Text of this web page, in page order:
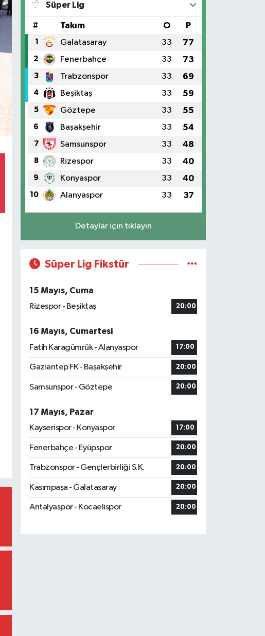
Süper Lig
# Takım O P
1 Galatasaray 33 77
2 Fenerbahçe 33 73
3 Trabzonspor 33 69
4 Beşiktaş 33 59
5 Göztepe 33 55
6 Başakşehir 33 54
7 Samsunspor 33 48
8 Rizespor 33 40
9 Konyaspor 33 40
10 Alanyaspor 33 37
Detaylar için tıklayın
Süper Lig Fikstür
15 Mayıs, Cuma
Rizespor - Beşiktaş
20:00
16 Mayıs, Cumartesi
Fatih Karagümrük - Alanyaspor
17:00
Gaziantep FK - Başakşehir 20:00
Samsunspor - Göztepe 20:00
17 Mayıs, Pazar
Kayserispor - Konyaspor
17:00
Fenerbahçe - Eyüpspor 20:00
Trabzonspor - Gençlerbirliği S.K. 20:00
Kasımpaşa - Galatasaray 20:00
Antalyaspor - Kocaelispor 20:00